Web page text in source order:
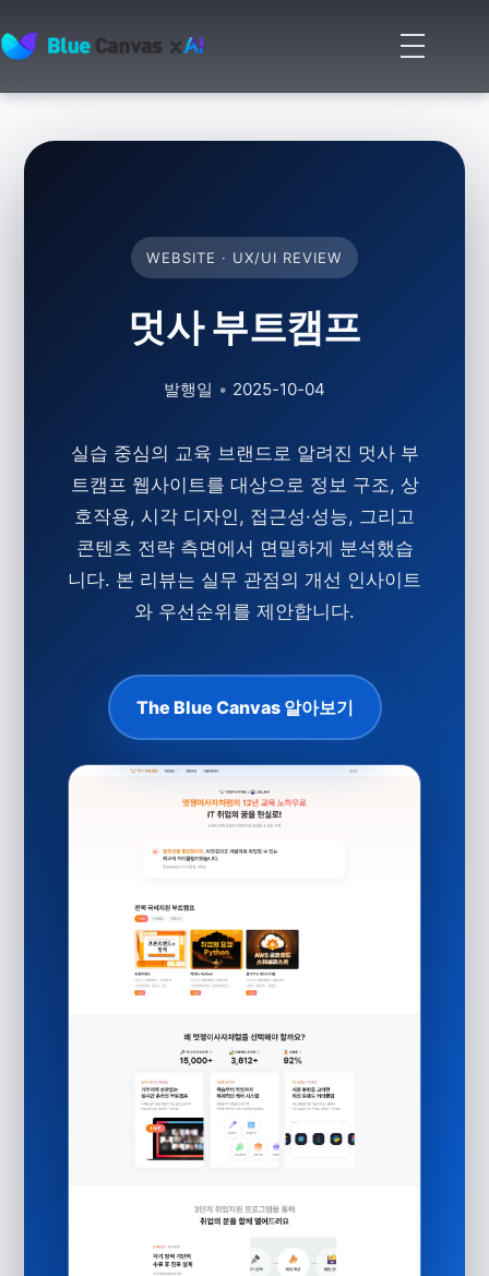
BLUECANVAS
메
뉴
기
WEBSITE · UX/UI REVIEW
멋사 부트캠프
발행일 • 2025-10-04
실습 중심의 교육 브랜드로 알려진 멋사 부
트캠프 웹사이트를 대상으로 정보 구조, 상
호작용, 시각 디자인, 접근성·성능, 그리고
콘텐츠 전략 측면에서 면밀하게 분석했습
니다. 본 리뷰는 실무 관점의 개선 인사이트
와 우선순위를 제안합니다.
The Blue Canvas 알아보기